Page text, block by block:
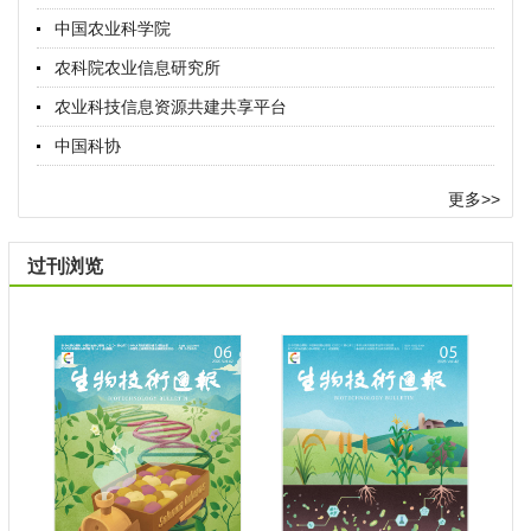
中国农业科学院
农科院农业信息研究所
农业科技信息资源共建共享平台
中国科协
更多>>
过刊浏览